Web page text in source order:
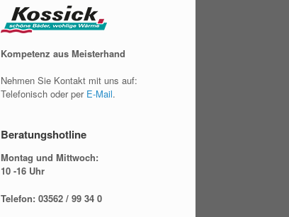
Kompetenz aus Meisterhand
Nehmen Sie Kontakt mit uns auf:
Telefonisch oder per E-Mail.
Beratungshotline
Montag und Mittwoch:
10 -16 Uhr
Telefon: 03562 / 99 34 0